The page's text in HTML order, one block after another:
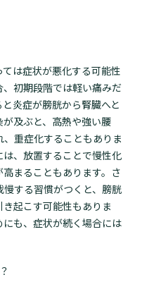
は症状が悪化する可能性
初期段階では軽い痛みだ
炎症が膀胱から腎臓へと
及ぶと、高熱や強い腰
重症化することもありま
、放置することで慢性化
まることもあります。さ
する習慣がつくと、膀胱
起こす可能性もありま
も、症状が続く場合には